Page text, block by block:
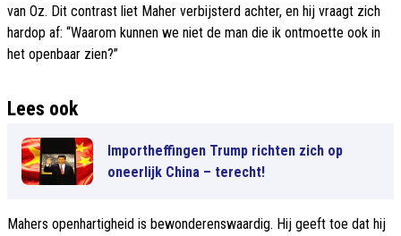
van Oz. Dit contrast liet Maher verbijsterd achter, en hij vraagt zich
hardop af: “Waarom kunnen we niet de man die ik ontmoette ook in
het openbaar zien?”
Lees ook
Importheffingen Trump richten zich op
oneerlijk China – terecht!
Mahers openhartigheid is bewonderenswaardig. Hij geeft toe dat hij